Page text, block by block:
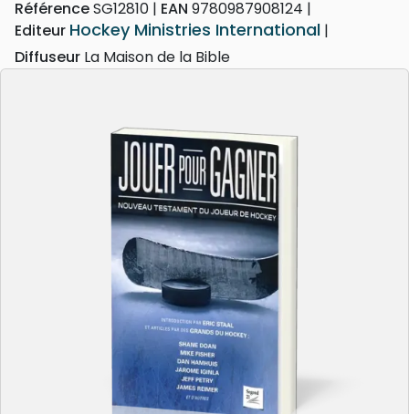
RéférenceSG12810 EAN 9780987908124
Editeur Hockey Ministries International
Diffuseur La Maison de la Bible